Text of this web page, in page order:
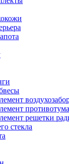
решетки
стекла